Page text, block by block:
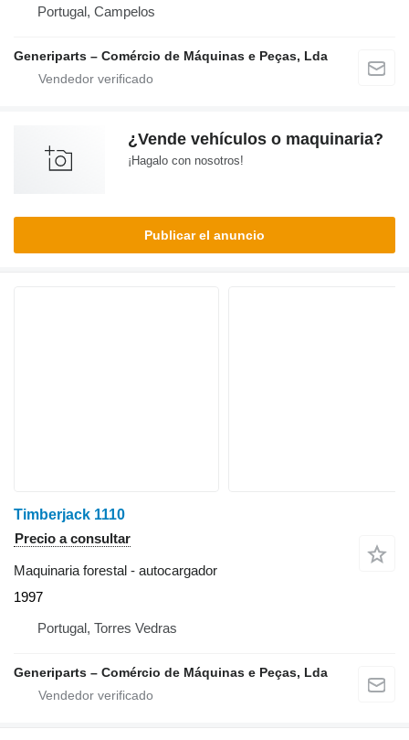
Portugal, Campelos
Generiparts – Comércio de Máquinas e Peças, Lda
¿Vende vehículos o maquinaria?
¡Hagalo con nosotros!
Publicar el anuncio
Timberjack 1110
Precio a consultar
Maquinaria forestal - autocargador
1997
Portugal, Torres Vedras
Generiparts – Comércio de Máquinas e Peças, Lda